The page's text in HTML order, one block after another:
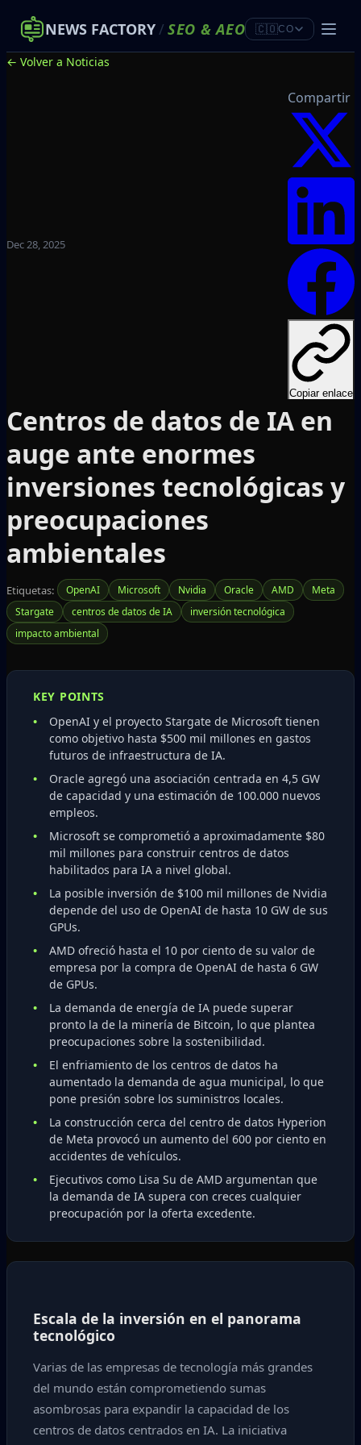
NEWS FACTORY/ SEO &AEO 🇨🇴CO
← Volver a Noticias
Dec 28, 2025
Compartir
Copiar enlace
Centros de datos de IA en
auge ante enormes
inversiones tecnológicas y
preocupaciones
ambientales
Etiquetas: OpenAI Microsoft Nvidia Oracle AMD
Meta
Stargate
centros de datos de IA
inversión tecnológica
impacto ambiental
KEY POINTS
OpenAI y el proyecto Stargate de Microsoft tienen
como objetivo hasta $500 mil millones en gastos
futuros de infraestructura de IA.
Oracle agregó una asociación centrada en 4,5 GW
de capacidad y una estimación de 100.000 nuevos
empleos.
Microsoft se comprometió a aproximadamente $80
mil millones para construir centros de datos
habilitados para IA a nivel global.
La posible inversión de $100 mil millones de Nvidia
depende del uso de OpenAI de hasta 10 GW de sus
GPUs.
AMD ofreció hasta el 10 por ciento de su valor de
empresa por la compra de OpenAI de hasta 6 GW
de GPUs.
La demanda de energía de IA puede superar
pronto la de la minería de Bitcoin, lo que plantea
preocupaciones sobre la sostenibilidad.
El enfriamiento de los centros de datos ha
aumentado la demanda de agua municipal, lo que
pone presión sobre los suministros locales.
La construcción cerca del centro de datos Hyperion
de Meta provocó un aumento del 600 por ciento en
accidentes de vehículos.
Ejecutivos como Lisa Su de AMD argumentan que
la demanda de IA supera con creces cualquier
preocupación por la oferta excedente.
Escala de la inversión en el panorama
tecnológico
Varias de las empresas de tecnología más grandes
del mundo están comprometiendo sumas
asombrosas para expandir la capacidad de los
centros de datos centrados en IA. La iniciativa